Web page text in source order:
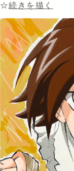
☆続きを描く